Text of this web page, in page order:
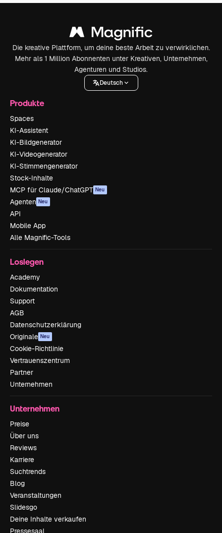
Die kreative Plattform, um deine beste Arbeit zu verwirklichen.
Mehr als 1 Million Abonnenten unter Kreativen, Unternehmen,
Agenturen und Studios.
Deutsch
Produkte
Spaces
KI-Assistent
KI-Bildgenerator
KI-Videogenerator
KI-Stimmengenerator
Stock-Inhalte
MCP für Claude/ChatGPT Neu
Agenten Neu
API
Mobile App
Alle Magnific-Tools
Loslegen
Academy
Dokumentation
Support
AGB
Datenschutzerklärung
Originale Neu
Cookie-Richtlinie
Vertrauenszentrum
Partner
Unternehmen
Unternehmen
Preise
Über uns
Reviews
Karriere
Suchtrends
Blog
Veranstaltungen
Slidesgo
Deine Inhalte verkaufen
Pressesaal